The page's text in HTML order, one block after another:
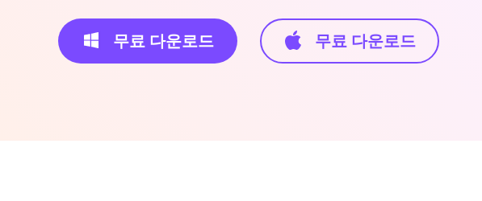
무료 다운로드 무료 다운로드